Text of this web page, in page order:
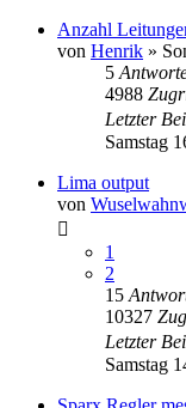
Anzahl
von Henrik »
5
4988
Letzter
Samstag
Lima output
von
1
2
15
10327
Letzter
Samstag